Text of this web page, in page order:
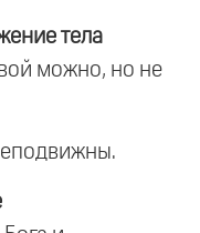
тела
можно, но не